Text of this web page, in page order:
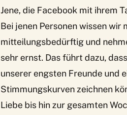
Jene, die Facebook mit ihrem
Bei jenen Personen wissen
mitteilungsbedürftig und
sehr ernst. Das führt dazu,
unserer engsten Freunde und
Stimmungskurven zeichnen
Liebe bis hin zur gesamten